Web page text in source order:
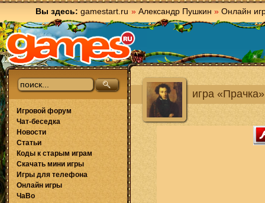
Вы здесь: gamestart.ru » Александр Пушкин » Онлайн
игра «Прачка»
Игровой форум
Чат-беседка
Новости
Статьи
Коды к старым играм
Скачать мини игры
Игры для телефона
Онлайн игры
ЧаВо